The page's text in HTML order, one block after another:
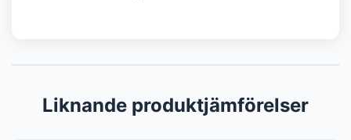
Liknande produktjämförelser